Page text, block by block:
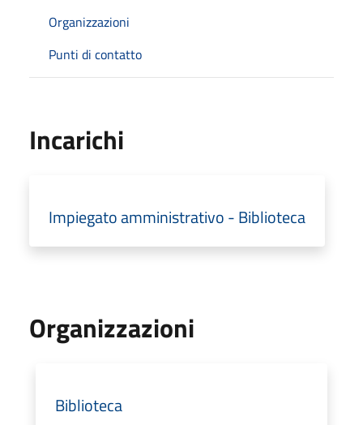
Organizzazioni
Punti di contatto
Incarichi
Impiegato amministrativo - Biblioteca
Organizzazioni
Biblioteca